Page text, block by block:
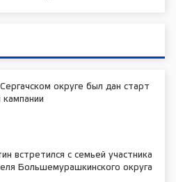
округе был дан старт
кампании
встретился с семьей участника
Большемурашкинского округа